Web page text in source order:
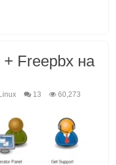
+ Freepbx на
Linux 13 60,273